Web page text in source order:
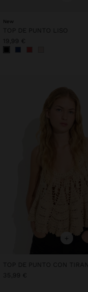
New
TOP DE PUNTO LISO
19,99 €
+
35,99 €